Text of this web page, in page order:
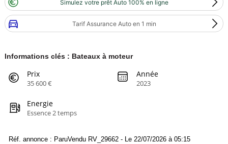
Simulez votre prêt Auto 100% en ligne
Tarif Assurance Auto en 1 min
Informations clés : Bateaux à moteur
Prix
35 600 €
Année
2023
Energie
Essence 2 temps
Réf. annonce : ParuVendu RV_29662 - Le 22/07/2026 à 05:15